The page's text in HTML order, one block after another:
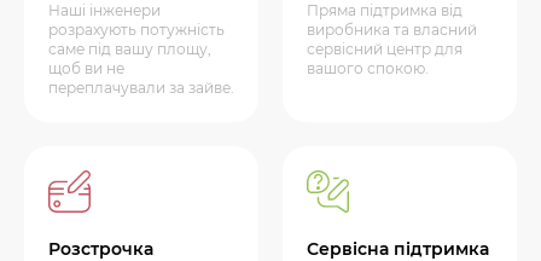
Наші інженери
розрахують потужність
саме під вашу площу,
щоб ви не
переплачували за зайве.
Пряма підтримка від
виробника та власний
сервісний центр для
вашого спокою.
Розстрочка Сервісна підтримка